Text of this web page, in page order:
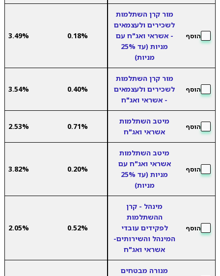
הוסף
מור קרן השתלמות
לשכירים ולעצמאים
- אשראי ואג"ח עם
מניות (עד 25%
מניות)
0.18%
3.49%
הוסף
מור קרן השתלמות
לשכירים ולעצמאים
- אשראי ואג"ח
0.40%
3.54%
הוסף
מיטב השתלמות
אשראי ואג"ח
0.71%
2.53%
הוסף
מיטב השתלמות
אשראי ואג"ח עם
מניות (עד 25%
מניות)
0.20%
3.82%
הוסף
מינהל - קרן
ההשתלמות
לפקידים עובדי
המינהל והשירותים-
אשראי ואג"ח
0.52%
2.05%
מנורה מבטחים